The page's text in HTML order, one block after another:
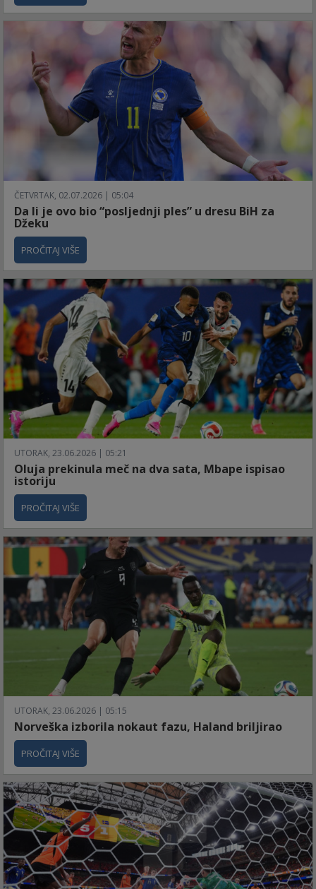
ČETVRTAK, 02.07.2026 | 05:04
Da li je ovo bio “posljednji ples” u dresu BiH za
Džeku
PROČITAJ VIŠE
UTORAK, 23.06.2026 | 05:21
Oluja prekinula meč na dva sata, Mbape ispisao
istoriju
PROČITAJ VIŠE
UTORAK, 23.06.2026 | 05:15
Norveška izborila nokaut fazu, Haland briljirao
PROČITAJ VIŠE